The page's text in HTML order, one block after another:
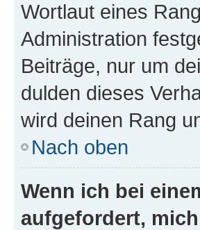
Wortlaut eines
Administration
Beiträge, nur um
dulden dieses
wird deinen Rang
Nach oben
Wenn ich bei
aufgefordert,